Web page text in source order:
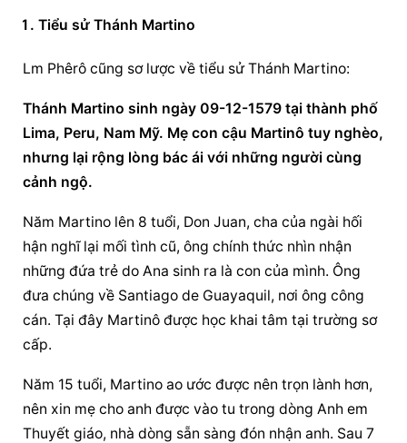
Tiểu sử Thánh Martino
Lm Phêrô cũng sơ lược về tiểu sử Thánh Martino:
Thánh Martino sinh ngày 09-12-1579 tại thành phố
Lima, Peru, Nam Mỹ. Mẹ con cậu Martinô tuy nghèo,
nhưng lại rộng lòng bác ái với những người cùng
cảnh ngộ.
Năm Martino lên 8 tuổi, Don Juan, cha của ngài hối
hận nghĩ lại mối tình cũ, ông chính thức nhìn nhận
những đứa trẻ do Ana sinh ra là con của mình. Ông
đưa chúng về Santiago de Guayaquil, nơi ông công
cán. Tại đây Martinô được học khai tâm tại trường sơ
cấp.
Năm 15 tuổi, Martino ao ước được nên trọn lành hơn,
nên xin mẹ cho anh được vào tu trong dòng Anh em
Thuyết giáo, nhà dòng sẵn sàng đón nhận anh. Sau 7